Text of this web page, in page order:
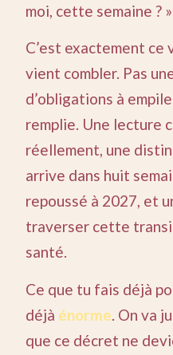
moi, cette semaine ? »
C’est exactement
vient combler. Pas
d’obligations à
remplie. Une lecture
réellement, une
arrive dans huit
repoussé à 2027, et
traverser cette
santé.
Ce que tu fais déjà
déjà énorme. On va
que ce décret ne